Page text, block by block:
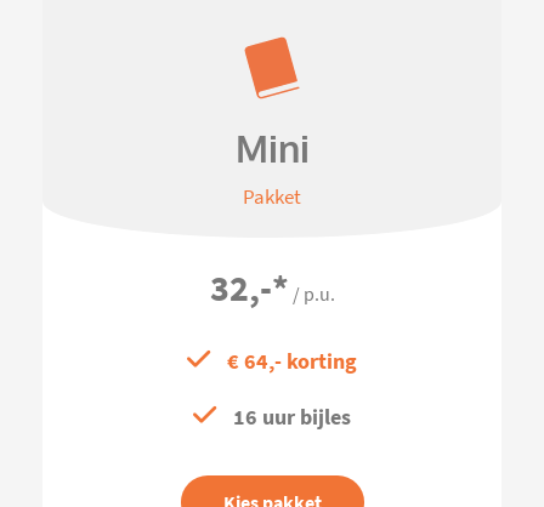
Mini
Pakket
32,-* / p.u.
€ 64,- korting
16 uur bijles